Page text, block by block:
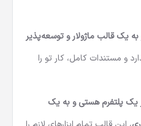
یک قالب ماژولار و توسعه‌پذیر
و مستندات کامل، کار تو را
پلتفرم هستی و به یک